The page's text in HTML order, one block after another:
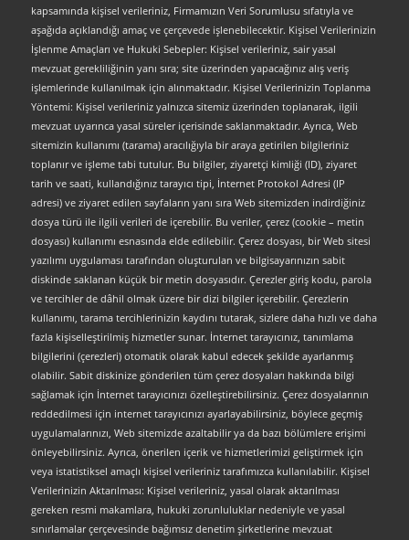
kapsamında kişisel verileriniz, Firmamızın Veri Sorumlusu sıfatıyla ve
aşağıda açıklandığı amaç ve çerçevede işlenebilecektir. Kişisel Verilerinizin
İşlenme Amaçları ve Hukuki Sebepler: Kişisel verileriniz, sair yasal
mevzuat gerekliliğinin yanı sıra; site üzerinden yapacağınız alış veriş
işlemlerinde kullanılmak için alınmaktadır. Kişisel Verilerinizin Toplanma
Yöntemi: Kişisel verileriniz yalnızca sitemiz üzerinden toplanarak, ilgili
mevzuat uyarınca yasal süreler içerisinde saklanmaktadır. Ayrıca, Web
sitemizin kullanımı (tarama) aracılığıyla bir araya getirilen bilgileriniz
toplanır ve işleme tabi tutulur. Bu bilgiler, ziyaretçi kimliği (ID), ziyaret
tarih ve saati, kullandığınız tarayıcı tipi, İnternet Protokol Adresi (IP
adresi) ve ziyaret edilen sayfaların yanı sıra Web sitemizden indirdiğiniz
dosya türü ile ilgili verileri de içerebilir. Bu veriler, çerez (cookie – metin
dosyası) kullanımı esnasında elde edilebilir. Çerez dosyası, bir Web sitesi
yazılımı uygulaması tarafından oluşturulan ve bilgisayarınızın sabit
diskinde saklanan küçük bir metin dosyasıdır. Çerezler giriş kodu, parola
ve tercihler de dâhil olmak üzere bir dizi bilgiler içerebilir. Çerezlerin
kullanımı, tarama tercihlerinizin kaydını tutarak, sizlere daha hızlı ve daha
fazla kişiselleştirilmiş hizmetler sunar. İnternet tarayıcınız, tanımlama
bilgilerini (çerezleri) otomatik olarak kabul edecek şekilde ayarlanmış
olabilir. Sabit diskinize gönderilen tüm çerez dosyaları hakkında bilgi
sağlamak için İnternet tarayıcınızı özelleştirebilirsiniz. Çerez dosyalarının
reddedilmesi için internet tarayıcınızı ayarlayabilirsiniz, böylece geçmiş
uygulamalarınızı, Web sitemizde azaltabilir ya da bazı bölümlere erişimi
önleyebilirsiniz. Ayrıca, önerilen içerik ve hizmetlerimizi geliştirmek için
veya istatistiksel amaçlı kişisel verileriniz tarafımızca kullanılabilir. Kişisel
Verilerinizin Aktarılması: Kişisel verileriniz, yasal olarak aktarılması
gereken resmi makamlara, hukuki zorunluluklar nedeniyle ve yasal
sınırlamalar çerçevesinde bağımsız denetim şirketlerine mevzuat